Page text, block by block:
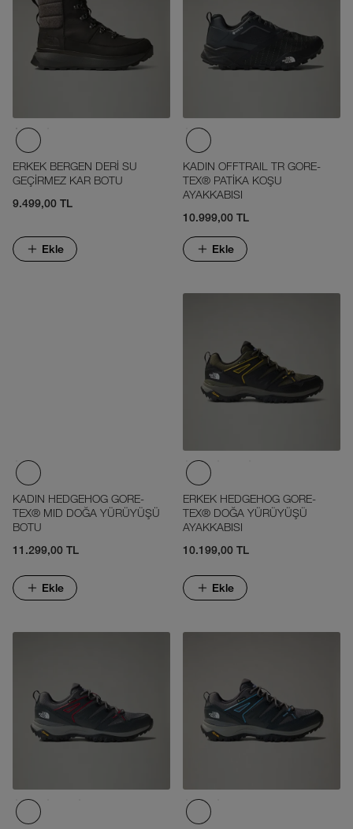
ERKEK BERGEN DERİ SU
GEÇİRMEZ KAR BOTU
9.499,00 TL
Ekle
KADIN OFFTRAIL TR GORE-
TEX® PATİKA KOŞU
AYAKKABISI
10.999,00 TL
Ekle
KADIN HEDGEHOG GORE-
TEX® MID DOĞA YÜRÜYÜŞÜ
BOTU
11.299,00 TL
Ekle
ERKEK HEDGEHOG GORE-
TEX® DOĞA YÜRÜYÜŞÜ
AYAKKABISI
10.199,00 TL
Ekle